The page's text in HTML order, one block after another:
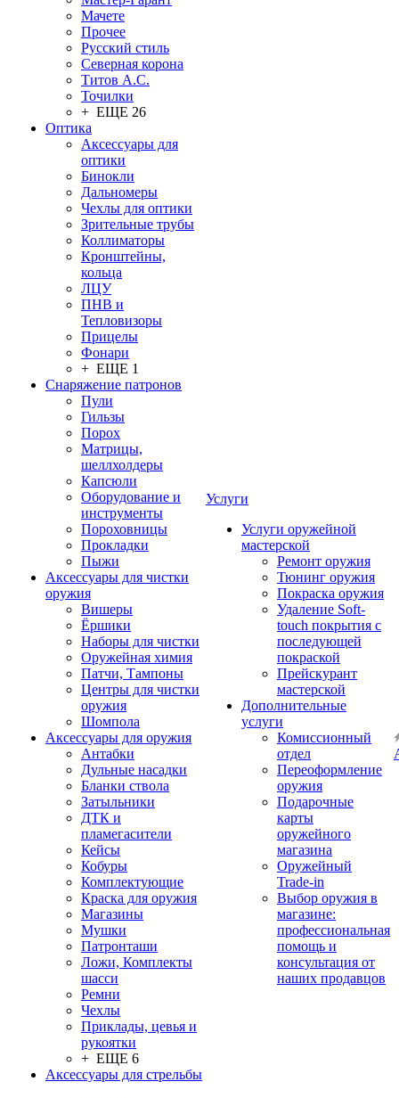
Мачете
Прочее
Русский стиль
Северная корона
Титов А.С.
Точилки
+ ЕЩЕ 26
Оптика
Аксессуары для
оптики
Бинокли
Дальномеры
Чехлы для оптики
Зрительные трубы
Коллиматоры
Кронштейны,
кольца
ЛЦУ
ПНВ и
Тепловизоры
Прицелы
Фонари
+ ЕЩЕ 1
Снаряжение патронов
Пули
Гильзы
Порох
Матрицы,
шеллхолдеры
Капсюли
Оборудование и
инструменты
Пороховницы
Прокладки
Пыжи
Аксессуары для чистки
оружия
Вишеры
Ёршики
Наборы для чистки
Оружейная химия
Патчи, Тампоны
Центры для чистки
оружия
Шомпола
Аксессуары для оружия
Антабки
Дульные насадки
Бланки ствола
Затыльники
ДТК и
пламегасители
Кейсы
Кобуры
Комплектующие
Краска для оружия
Магазины
Мушки
Патронташи
Ложи, Комплекты
шасси
Ремни
Чехлы
Приклады, цевья и
рукоятки
+ ЕЩЕ 6
Аксессуары для стрельбы
Услуги
Услуги оружейной
мастерской
Ремонт оружия
Тюнинг оружия
Покраска оружия
Удаление Soft-
touch покрытия с
последующей
покраской
Прейскурант
мастерской
Дополнительные
услуги
Комиссионный
отдел
Переоформление
оружия
Подарочные
карты
оружейного
магазина
Оружейный
Trade-in
Выбор оружия в
магазине:
профессиональная
помощь и
консультация от
наших продавцов